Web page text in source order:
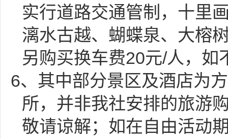
实行道路交通管制，十里
漓水古越、蝴蝶泉、大榕
另购买换车费20元/人，如
6、其中部分景区及酒店为
所，并非我社安排的旅游
敬请谅解；如在自由活动